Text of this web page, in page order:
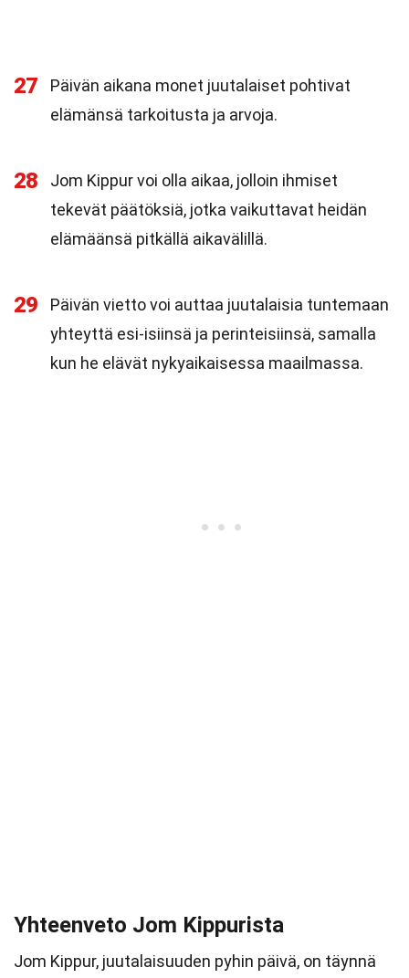
27
Päivän aikana monet juutalaiset pohtivat
elämänsä tarkoitusta ja arvoja.
28
Jom Kippur voi olla aikaa, jolloin ihmiset
tekevät päätöksiä, jotka vaikuttavat heidän
elämäänsä pitkällä aikavälillä.
29
Päivän vietto voi auttaa juutalaisia tuntemaan
yhteyttä esi-isiinsä ja perinteisiinsä, samalla
kun he elävät nykyaikaisessa maailmassa.
Yhteenveto Jom Kippurista
Jom Kippur, juutalaisuuden pyhin päivä, on täynnä